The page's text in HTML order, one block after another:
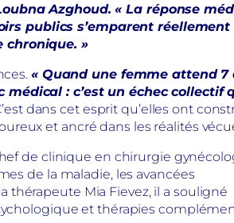
Azghoud. « La réponse
publics s’emparent réellement
chronique. »
« Quand une femme attend 7
: c’est un échec collectif
dans cet esprit qu’elles ont
et ancré dans les réalités
de clinique en chirurgie
de la maladie, les avancées
thérapeute Mia Fievez, il a souligné
et thérapies